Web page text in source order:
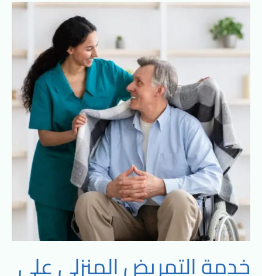
خدمة التمريض المنزلي على
خدمة
التمريض
المنزلي
على
مدار
ساعة
الشروق
كير:
رعاية
مستمرة
في
راحة